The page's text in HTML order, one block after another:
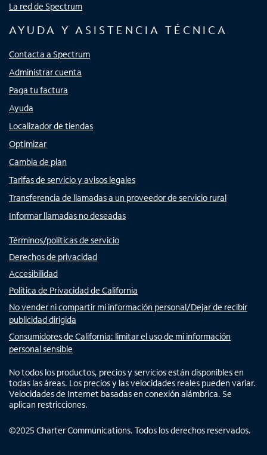
La red de Spectrum
AYUDA Y ASISTENCIA TÉCNICA
Contacta a Spectrum
Administrar cuenta
Paga tu factura
Ayuda
Localizador de tiendas
Optimizar
Cambia de plan
Tarifas de servicio y avisos legales
Transferencia de llamadas a un proveedor de servicio rural
Informar llamadas no deseadas
Términos/políticas de servicio
Derechos de privacidad
Accesibilidad
Política de Privacidad de California
No vender ni compartir mi información personal/Dejar de recibir
publicidad dirigida
Consumidores de California: limitar el uso de mi información
personal sensible
No todos los productos, precios y servicios están disponibles en
todas las áreas. Los precios y las velocidades reales pueden variar.
Velocidades de Internet basadas en conexión alámbrica. Se
aplican restricciones.
©2025 Charter Communications. Todos los derechos reservados.